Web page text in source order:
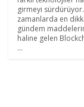
girmeyi
zamanlarda en
gündem
haline gelen
...